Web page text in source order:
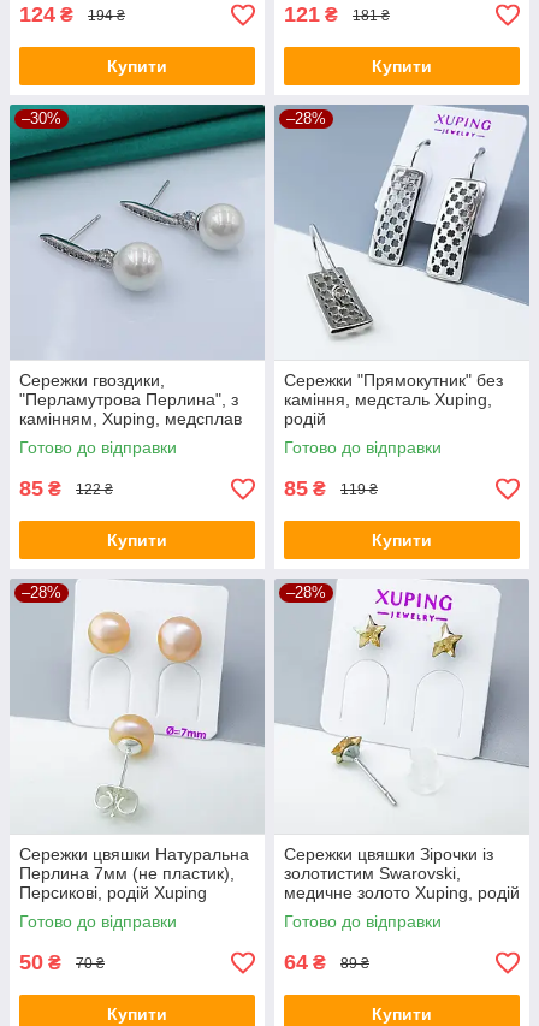
124 ₴ 194 ₴
Купити
121 ₴ 181 ₴
Купити
–30%
Сережки гвоздики,
"Перламутрова Перлина", з
камінням, Xuping, медсплав
Готово до відправки
85 ₴ 122 ₴
Купити
–28%
Сережки "Прямокутник" без
каміння, медсталь Xuping,
родій
Готово до відправки
85 ₴ 119 ₴
Купити
–28%
Сережки цвяшки Натуральна
Перлина 7мм (не пластик),
Персикові, родій Xuping
Готово до відправки
50 ₴ 70 ₴
Купити
–28%
Сережки цвяшки Зірочки із
золотистим Swarovski,
медичне золото Xuping, родій
Готово до відправки
64 ₴ 89 ₴
Купити